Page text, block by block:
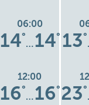
06:00
14°
…14°
12:00
16°
…16°
13°
23°